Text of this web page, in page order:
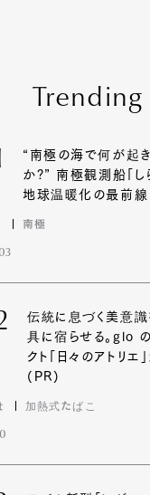
Trending
“南極の海で何が起
か?” 南極観測船「し
地球温暖化の最前線
南極
伝統に息づく美意識
具に宿らせる。glo
クト「日々のアトリエ
(PR)
加熱式たばこ